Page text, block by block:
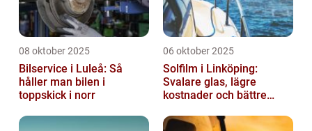
08 oktober 2025
Bilservice i Luleå: Så
håller man bilen i
toppskick i norr
06 oktober 2025
Solfilm i Linköping:
Svalare glas, lägre
kostnader och bättre